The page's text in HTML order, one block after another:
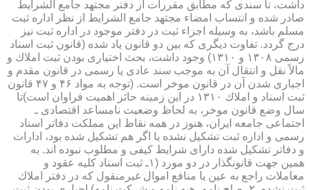
داشت، تا سندی كه مطابق مقررات از دفتر مجتهد جامع الشرایط
صادر شده و انتساب امضاء مجتهد جامع الشرایط از نظر اداره ثبت
مسلم باشد، به وسیله اجزاء ثبت در دفتر موجود در اداره ثبت نیز
درج گردد. تفاوت دیگری كه بین دو قانون یاد شده (قانون ثبت اسناد
رسمی ۱۳۰۸ و ۱۳۱۰) وجود داشت، بحث اختیاری بودن ثبت املاك و
مالاً نقل و انتقال آن به موجب سند عادی یا رسمی در قانون مقدم و
اجباری شدن آن در قانون موخر است. (توجه به مواد ۴۶ و ۴۷ قانون
ثبت اسناد و املاك ۱۳۱۰ در این زمینه حائز اهمیت فراوان است)تا
سال وضع قانون موخر، به لحاظ وضعیت نامساعد اقتصادی ـ
اجتماعی جامعه ایران، هنوز در همه نقاط این مملكت دفاتر اسناد
رسمی و اداره ثبت تشكیل نشده یا اگر هم تشكیل شده بود، ادارات
و دفاتر تشكیل شده دارای شرایط كیفی و مطلوب نبوده اند. به
همین جهت قانونگذار در دو مورد (۱ـ ثبت اسناد كلیه عقود و
معاملات راجع به عین یا منافع اموال غیرمنقول كه در دفتر املاك